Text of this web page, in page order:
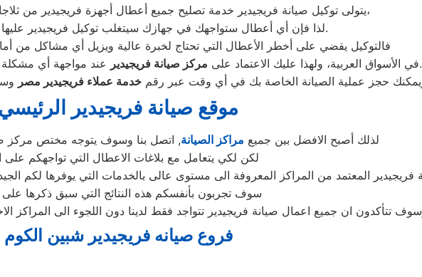
يتولى توكيل صيانة فريجيدير خدمة تصليح جميع أعطال أجهزة فريجيدير من ثلاجات وغسالات وديب فريزرات،
لذا فإن أي أعطال ستواجهك في جهازك سيتغلب توكيل فريجيدير عليها بأعلى جودة ممكنة.
فالتوكيل يقضي على أخطر الأعطال التي تحتاج لخبرة عالية ويزيل أي مشاكل من
في الأسواق العربية، ولهذا عليك الاعتماد على مركز صيانة فريجيدير
عند مواجهة أي مشكلة في أجهزتك ليقدم لك الصيانة المتكافئة.
حجز عملية الصيانة الخاصة بك في أي وقت عبر رقمخدمة عملاء فريجيدير مصر
موقع صيانة فريجيدير
لذلك أصبح الافضل بين جميع مراكز الصيانة, اتصل بنا وسوف يتوجه مختص مركز
لكن لكي يتعامل مع بلاغات الاعطال التي تواجهكم على
فريجيدير المعتمد من المراكز المعروفة الى مستوى عالى بالخدمات التي يوفرها لكم
سوف تجربون بأنفسكم هذه النتائج التي سبق ذكرها على
تتأكدون ان جميع اعمال صيانة فريجيدير تتواجد فقط لدينا دون اللجوء الى المراكز
فروع صيانه فريجيدير شبين الكوم